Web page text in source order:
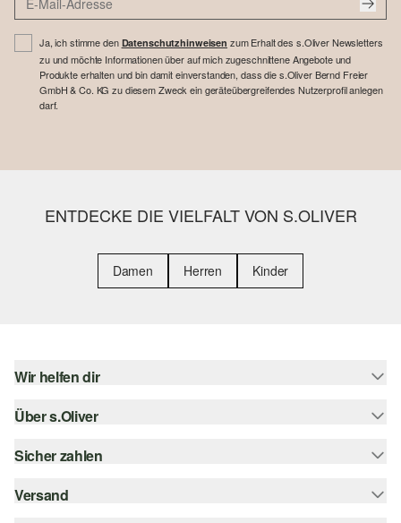
Ja, ich stimme den Datenschutzhinweisen zum Erhalt des s.Oliver Newsletters
zu und möchte Informationen über auf mich zugeschnittene Angebote und
Produkte erhalten und bin damit einverstanden, dass die s.Oliver Bernd Freier
GmbH & Co. KG zu diesem Zweck ein geräteübergreifendes Nutzerprofil anlegen
darf.
ENTDECKE DIE VIELFALT VON S.OLIVER
Damen Herren Kinder
Wir helfen dir
Hilfe & FAQ
Größenberatung
Über s.Oliver
s.Oliver Magazin
Whatsapp
Sicher zahlen
Rechnung
Versand